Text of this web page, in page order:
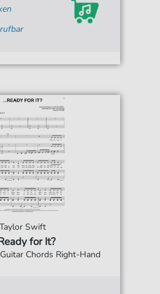
Taylor Swift
for It?
Chords Right-Hand